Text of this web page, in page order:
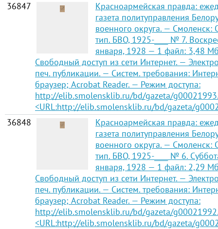
36847
Красноармейская правда:
газета политуправления
военного округа. — Смоленск:
тип. БВО, 1925-____ № 7.
января, 1928 — 1 файл: 3,48
Свободный доступ из сети Интернет. —
печ. публикации. — Систем. требования:
браузер; Acrobat Reader. — Режим доступа:
http://elib.smolensklib.ru/bd/gazeta/
<URL:http://elib.smolensklib.ru/bd/gazeta/
36848
Красноармейская правда:
газета политуправления
военного округа. — Смоленск:
тип. БВО, 1925-____ № 6.
января, 1928 — 1 файл: 2,29
Свободный доступ из сети Интернет. —
печ. публикации. — Систем. требования:
браузер; Acrobat Reader. — Режим доступа:
http://elib.smolensklib.ru/bd/gazeta/
<URL:http://elib.smolensklib.ru/bd/gazeta/